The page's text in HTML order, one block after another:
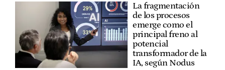
La fragmentación
de los procesos
emerge como el
principal freno al
potencial
transformador de la
IA, según Nodus